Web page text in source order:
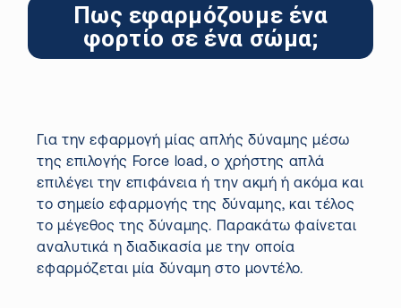
Πως εφαρμόζουμε ένα
φορτίο σε ένα σώμα;
Για την εφαρμογή μίας απλής δύναμης μέσω
της επιλογής Force load, ο χρήστης απλά
επιλέγει την επιφάνεια ή την ακμή ή ακόμα και
το σημείο εφαρμογής της δύναμης, και τέλος
το μέγεθος της δύναμης. Παρακάτω φαίνεται
αναλυτικά η διαδικασία με την οποία
εφαρμόζεται μία δύναμη στο μοντέλο.